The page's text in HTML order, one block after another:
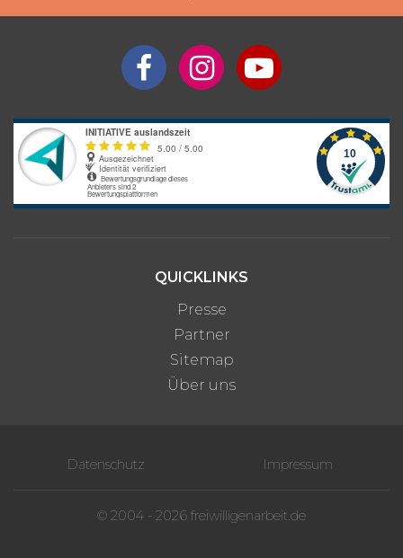
QUICKLINKS
Presse
Partner
Sitemap
Über uns
Datenschutz Impressum
© 2004 - 2026 freiwilligenarbeit.de